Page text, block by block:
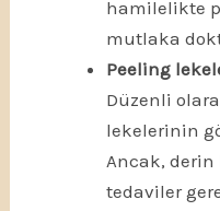
hamilelikte
mutlaka
Peeling
Düzenli
lekelerinin
Ancak,
tedaviler